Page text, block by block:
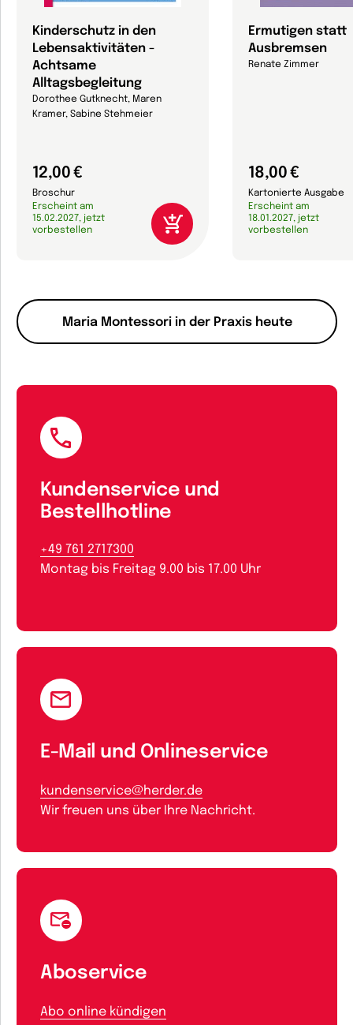
Maria Montessori in der Praxis heute
Kinderschutz in den
Lebensaktivitäten -
Achtsame
Alltagsbegleitung
Dorothee Gutknecht, Maren
Kramer, Sabine Stehmeier
12,00 €
Broschur
Erscheint am
15.02.2027, jetzt
vorbestellen
Ermutigen statt
Ausbremsen
Renate Zimmer
18,00 €
Kartonierte Ausgabe
Erscheint am
18.01.2027, jetzt
vorbestellen
Kundenservice und
Bestellhotline
+49 761 2717300
Montag bis Freitag 9.00 bis 17.00 Uhr
E-Mail und Onlineservice
kundenservice@herder.de
Wir freuen uns über Ihre Nachricht.
Aboservice
Abo online kündigen